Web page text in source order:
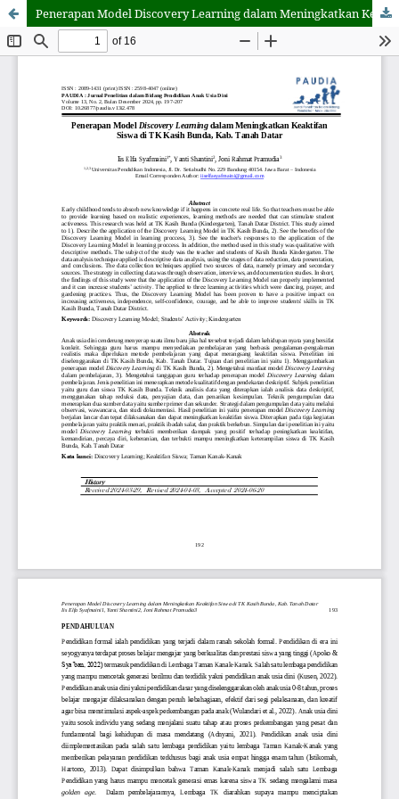
Penerapan Model Discovery Learning dalam Meningkatkan Keaktifan Siswa di TK Kasih Bunda, Kab. Tanah Datar